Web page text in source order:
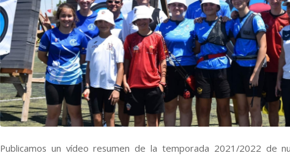
Publicamos un vídeo resumen de la temporada 2021/2022 de